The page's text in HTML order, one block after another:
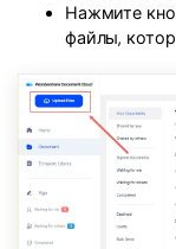
Нажмите
файлы,